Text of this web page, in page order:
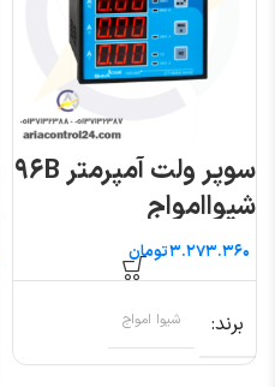
سوپر ولت آمپرمتر ۹۶B
شیواامواج
تومان
برند شیوا امواج